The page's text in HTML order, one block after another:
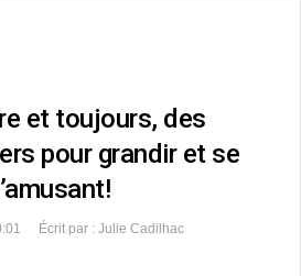
et toujours, des
pour grandir et se
Écrit par : Julie Cadilhac